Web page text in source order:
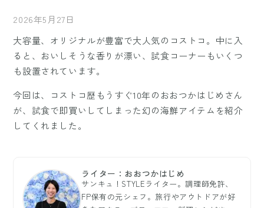
2026年5月27日
大容量、オリジナルが豊富で大人気のコストコ。中に入
ると、おいしそうな香りが漂い、試食コーナーもいくつ
も設置されています。
今回は、コストコ歴もうすぐ10年のおおつかはじめさん
が、試食で即買いしてしまった幻の海鮮アイテムを紹介
してくれました。
ライター：おおつかはじめ
サンキュ！STYLEライター。調理師免許、
FP保有の元シェフ。旅行やアウトドアが好